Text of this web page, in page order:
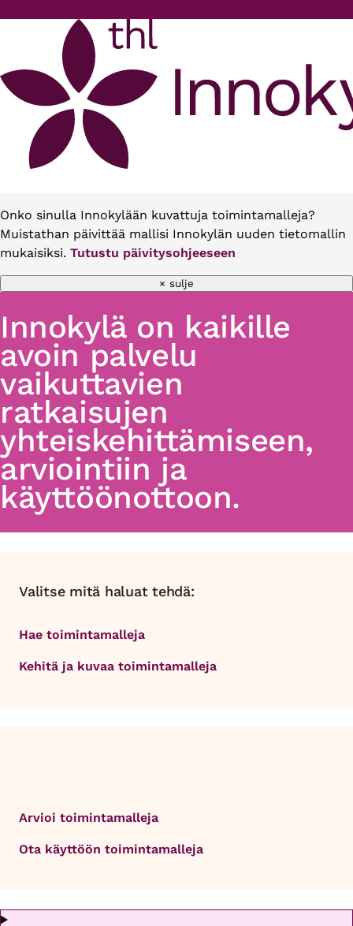
Onko sinulla Innokylään kuvattuja toimintamalleja?
Muistathan päivittää mallisi Innokylän uuden tietomallin
mukaisiksi. Tutustu päivitysohjeeseen
× sulje
Innokylä on kaikille
avoin palvelu
vaikuttavien
ratkaisujen
yhteiskehittämiseen,
arviointiin ja
käyttöönottoon.
Valitse mitä haluat tehdä:
Hae toimintamalleja
Kehitä ja kuvaa toimintamalleja
Arvioi toimintamalleja
Ota käyttöön toimintamalleja